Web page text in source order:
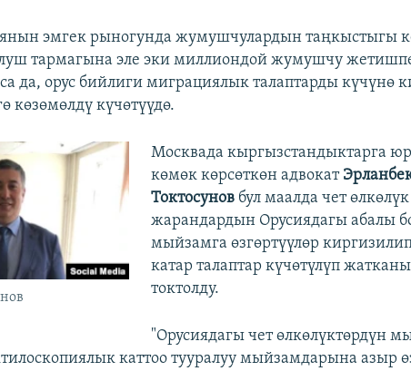
эмгек рыногунда жумушчулардын таңкыстыгы
тармагына эле эки миллиондой жумушчу
да, орус бийлиги миграциялык талаптарды күчүнө
көзөмөлдү күчөтүүдө.
Москвада кыргызстандыктарга
көмөк көрсөткөн адвокат
Токтосунов бул маалда чет өлкөлүк
жарандардын Орусиядагы абалы
мыйзамга өзгөртүүлөр
катар талаптар күчөтүлүп
токтолду.
"Орусиядагы чет өлкөлүктөрдүн
каттоо тууралуу мыйзамдарына азыр